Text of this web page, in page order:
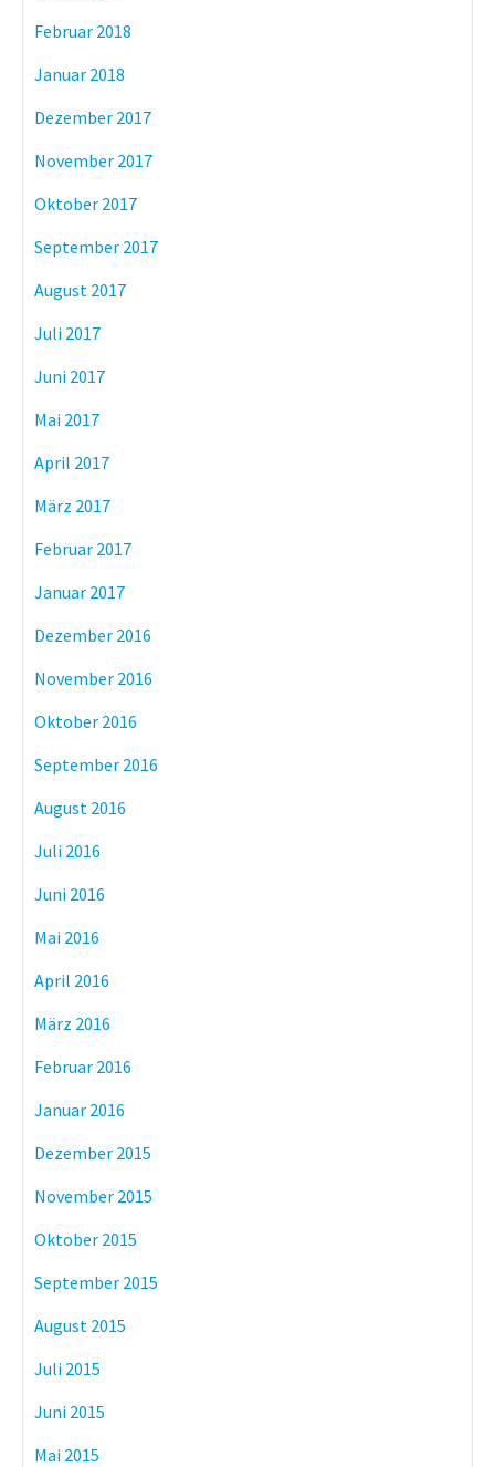
Februar 2018
Januar 2018
Dezember 2017
November 2017
Oktober 2017
September 2017
August 2017
Juli 2017
Juni 2017
Mai 2017
April 2017
März 2017
Februar 2017
Januar 2017
Dezember 2016
November 2016
Oktober 2016
September 2016
August 2016
Juli 2016
Juni 2016
Mai 2016
April 2016
März 2016
Februar 2016
Januar 2016
Dezember 2015
November 2015
Oktober 2015
September 2015
August 2015
Juli 2015
Juni 2015
Mai 2015